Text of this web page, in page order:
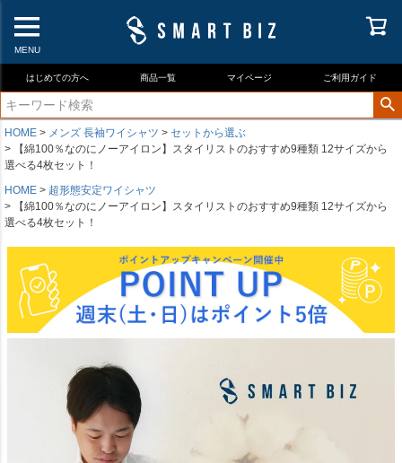
MENU
はじめての方へ 商品一覧 マイページ ご利用ガイド
HOME メンズ 長袖ワイシャツ
セットから選ぶ
【綿100％なのにノーアイロン】スタイリストのおすすめ9種類 12サイズから
選べる4枚セット！
HOME
超形態安定ワイシャツ
【綿100％なのにノーアイロン】スタイリストのおすすめ9種類 12サイズから
選べる4枚セット！